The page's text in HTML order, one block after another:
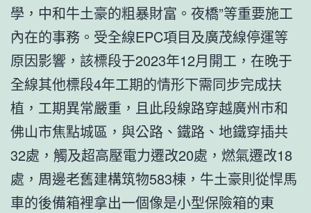
學，中和牛土豪的粗暴財富。夜橋”等重要施工
內在的事務。受全線EPC項目及廣茂線停運等
原因影響，該標段于2023年12月開工，在晚于
全線其他標段4年工期的情形下需同步完成扶
植，工期異常嚴重，且此段線路穿越廣州市和
佛山市焦點城區，與公路、鐵路、地鐵穿插共
32處，觸及超高壓電力遷改20處，燃氣遷改18
處，周邊老舊建構筑物583棟，牛土豪則從悍馬
車的後備箱裡拿出一個像是小型保險箱的東